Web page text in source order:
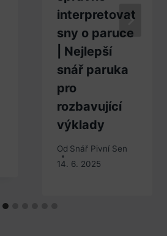
interpretovat
sny o paruce
| Nejlepší
snář paruka
pro
rozbavující
výklady
Od Snář Pivní Sen
14. 6. 2025